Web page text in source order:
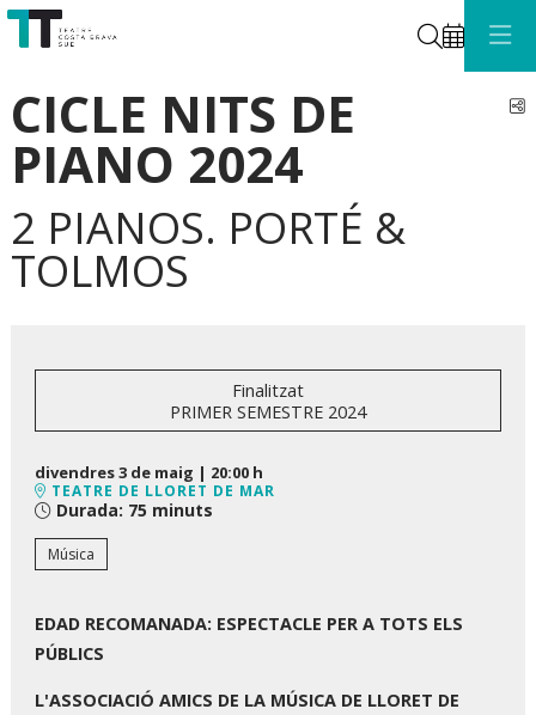
Cerca
CICLE NITS DE
PIANO 2024
2 PIANOS. PORTÉ &
TOLMOS
Finalitzat
PRIMER SEMESTRE 2024
divendres 3 de maig | 20:00 h
TEATRE DE LLORET DE MAR
Durada: 75 minuts
Música
EDAD RECOMANADA: ESPECTACLE PER A TOTS ELS
PÚBLICS
L'ASSOCIACIÓ AMICS DE LA MÚSICA DE LLORET DE